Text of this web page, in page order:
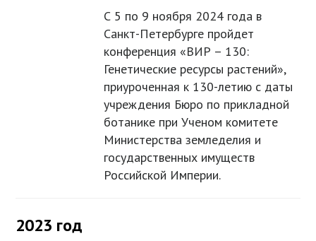
С 5 по 9 ноября 2024 года в
Санкт-Петербурге пройдет
конференция «ВИР – 130:
Генетические ресурсы растений»,
приуроченная к 130-летию с даты
учреждения Бюро по прикладной
ботанике при Ученом комитете
Министерства земледелия и
государственных имуществ
Российской Империи.
2023 год